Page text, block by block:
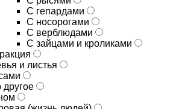
С гепардами
С носорогами
С верблюдами
С зайцами и кроликами
и листья
другое